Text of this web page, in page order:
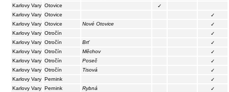
Karlovy Vary Otovice
✓
Karlovy Vary Otovice
✓
Karlovy Vary Otovice Nové Otovice
✓
Karlovy Vary Otročín
✓
Karlovy Vary Otročín Brť
✓
Karlovy Vary Otročín Měchov
✓
Karlovy Vary Otročín Poseč
✓
Karlovy Vary Otročín Tisová
✓
Karlovy Vary Pernink
✓
Karlovy Vary Pernink Rybná
✓